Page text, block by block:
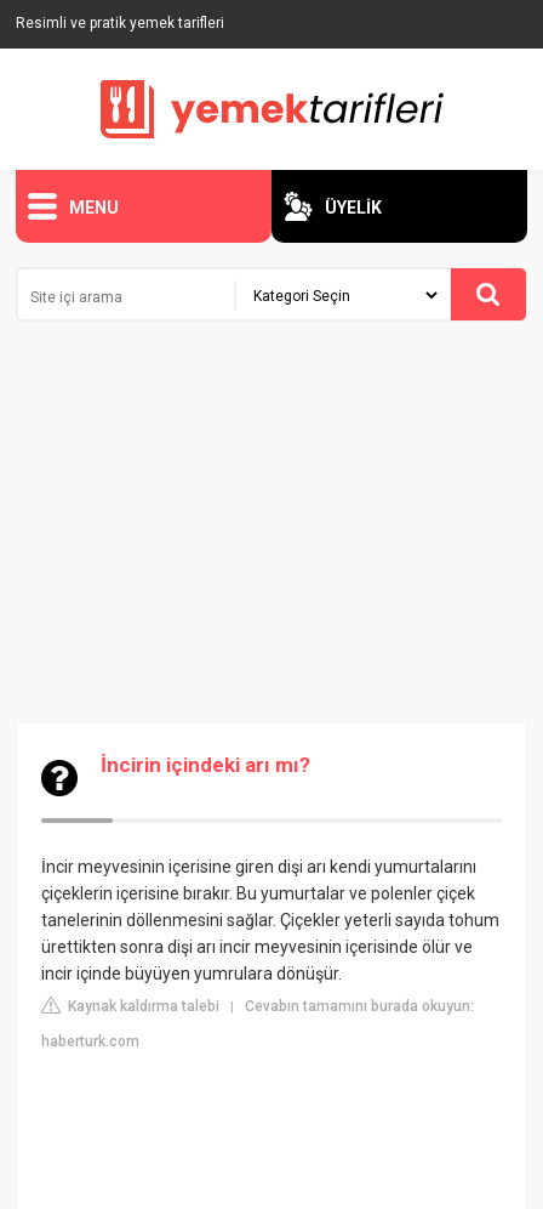
Resimli ve pratik yemek tarifleri
MENU ÜYELİK
İncirin içindeki arı mı?
İncir meyvesinin içerisine giren dişi arı kendi yumurtalarını
çiçeklerin içerisine bırakır. Bu yumurtalar ve polenler çiçek
tanelerinin döllenmesini sağlar. Çiçekler yeterli sayıda tohum
ürettikten sonra dişi arı incir meyvesinin içerisinde ölür ve
incir içinde büyüyen yumrulara dönüşür.
Kaynak kaldırma talebi |Cevabın tamamını burada okuyun:
haberturk.com